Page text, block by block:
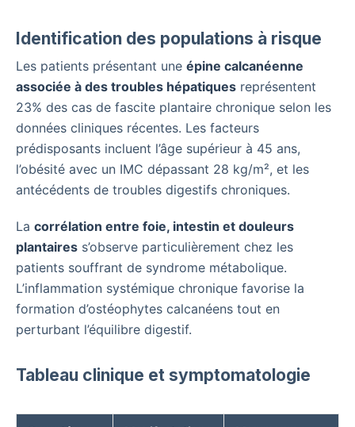
Identification des populations à risque
Les patients présentant une épine calcanéenne
associée à des troubles hépatiques représentent
23% des cas de fascite plantaire chronique selon les
données cliniques récentes. Les facteurs
prédisposants incluent l’âge supérieur à 45 ans,
l’obésité avec un IMC dépassant 28 kg/m², et les
antécédents de troubles digestifs chroniques.
La corrélation entre foie, intestin et douleurs
plantaires s’observe particulièrement chez les
patients souffrant de syndrome métabolique.
L’inflammation systémique chronique favorise la
formation d’ostéophytes calcanéens tout en
perturbant l’équilibre digestif.
Tableau clinique et symptomatologie